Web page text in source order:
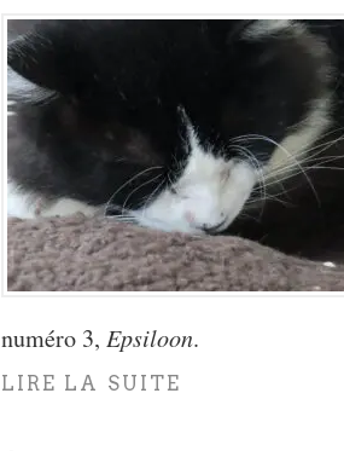
numéro 3, Epsiloon.
LIRE LA SUITE